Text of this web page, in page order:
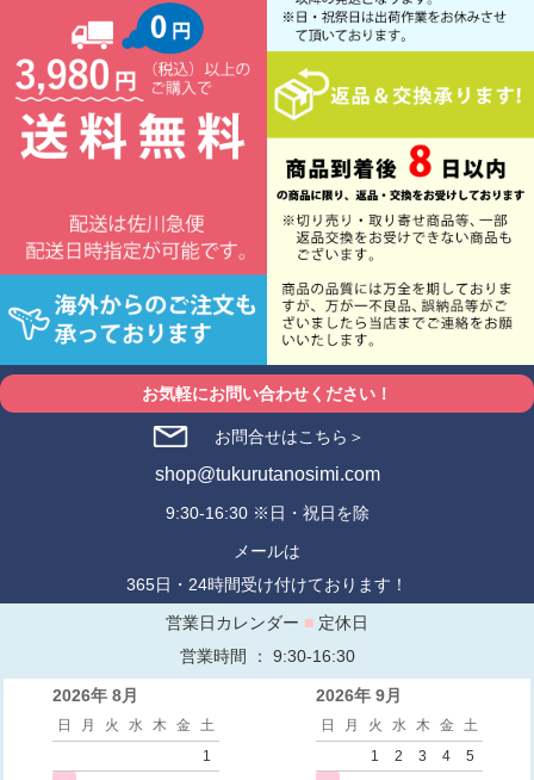
お気軽にお問い合わせください！
お問合せはこちら＞
shop@tukurutanosimi.com
9:30-16:30 ※日・祝日を除
メールは
365日・24時間受け付けております！
営業日カレンダー ■ 定休日
営業時間 ： 9:30-16:30
2026年 8月
日 月 火 水 木 金
土
1
2026年 9月
日 月 火 水 木 金
土
1
2 3 4
5